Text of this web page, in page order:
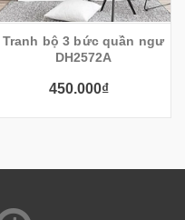
Tranh bộ 3 bức quần ngư
DH2572A
450.000₫